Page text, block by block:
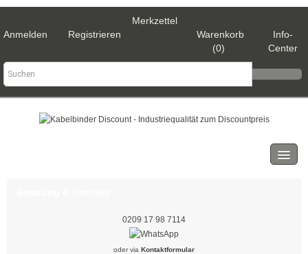
Anmelden Registrieren
Merkzettel
Warenkorb
(0)
Info-
Center
0209 17 98 7114
oder via Kontaktformular